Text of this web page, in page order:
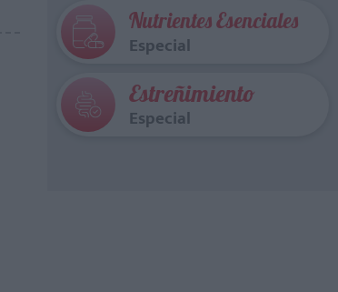
Nutrientes Esenciales
Especial
Estreñimiento
Especial